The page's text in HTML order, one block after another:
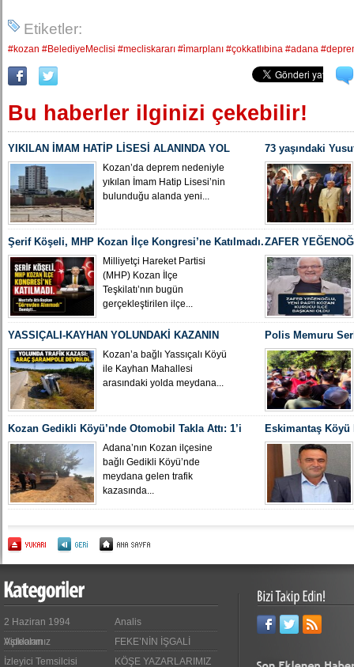
Etiketler:
#kozan #BelediyeMeclisi #mecliskararı #i̇marplanı #çokkatlıbina #adana
Bu haberler ilginizi çekebilir!
YIKILAN İMAM HATİP LİSESİ ALANINDA YOL
ÇALIŞMASI BAŞLADIKozan’da deprem nedeniyle
yıkılan İmam Hatip Lisesi’nin
bulunduğu alanda yeni...
73 yaşındaki
Yeniden MHP
Şerif Köşeli, MHP Kozan İlçe Kongresi’ne Katılmadı.
Milliyetçi Hareket Partisi
(MHP) Kozan İlçe
Teşkilatı’nın bugün
gerçekleştirilen ilçe...
ZAFER
İLÇE BAŞKANI
YASSIÇALI-KAYHAN YOLUNDAKİ KAZANIN
KAMERA GÖRÜNTÜLERİ ORTAYA ÇIKTI
Kozan’a bağlı Yassıçalı Köyü
ile Kayhan Mahallesi
arasındaki yolda meydana...
Polis Memuru
Uğurlandı
Kozan Gedikli Köyü’nde Otomobil Takla Attı: 1’i
Bebek 6 Kişi YaralandıAdana’nın Kozan ilçesine
bağlı Gedikli Köyü’nde
meydana gelen trafik
kazasında...
Eskimantaş Köyü
gördüğü
2 Haziran 1994
Videoları
Analis
Aşıklarımız
FEKE’NİN İŞGALİ
İzleyici Temsilcisi
KÖŞE YAZARLARIMIZ